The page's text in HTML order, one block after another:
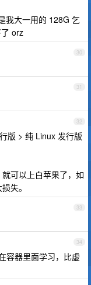
我大一用的 128G 乞
orz
30
31
32
版 > 纯 Linux 发行版
可以上白苹果了，如
失。
33
34
容器里面学习，比虚